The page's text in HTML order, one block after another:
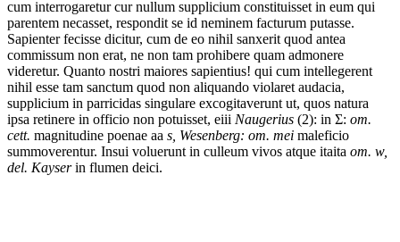
cum interrogaretur cur nullum supplicium constituisset in eum qui
parentem necasset, respondit se id neminem facturum putasse.
Sapienter fecisse dicitur, cum de eo nihil sanxerit quod antea
commissum non erat, ne non tam prohibere quam admonere
videretur. Quanto nostri maiores sapientius! qui cum intellegerent
nihil esse tam sanctum quod non aliquando violaret audacia,
supplicium in parricidas singulare excogitaverunt ut, quos natura
ipsa retinere in officio non potuisset, eiii Naugerius (2): in Σ: om.
cett. magnitudine poenae aa s, Wesenberg: om. mei maleficio
summoverentur. Insui voluerunt in culleum vivos atque itaita om. w,
del. Kayser in flumen deici.